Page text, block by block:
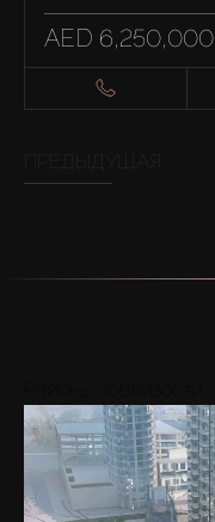
AED 6,250,000